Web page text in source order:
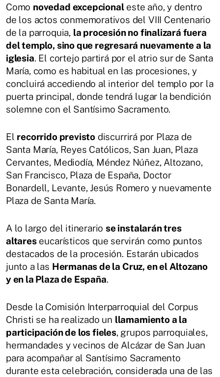
Como novedad excepcionaleste año, y dentro
de los actos conmemorativos del VIII Centenario
de la parroquia, la procesión no finalizará fuera
del templo, sino que regresará nuevamente a la
iglesia. El cortejo partirá por el atrio sur de Santa
María, como es habitual en las procesiones, y
concluirá accediendo al interior del templo por la
puerta principal, donde tendrá lugar la bendición
solemne con el Santísimo Sacramento.
El recorrido previsto discurrirá por Plaza de
Santa María, Reyes Católicos, San Juan, Plaza
Cervantes, Mediodía, Méndez Núñez, Altozano,
San Francisco, Plaza de España, Doctor
Bonardell, Levante, Jesús Romero y nuevamente
Plaza de Santa María.
A lo largo del itinerariose instalarán tres
altareseucarísticos que servirán como puntos
destacados de la procesión. Estarán ubicados
junto a las Hermanas de la Cruz, en el Altozano
y en la Plaza de España.
Desde la Comisión Interparroquial del Corpus
Christi se ha realizado un llamamiento a la
participación de los fieles, grupos parroquiales,
hermandades y vecinos de Alcázar de San Juan
para acompañar al Santísimo Sacramento
durante esta celebración, considerada una de las